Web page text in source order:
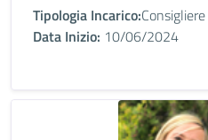
Tipologia Incarico:Consigliere
Data Inizio: 10/06/2024